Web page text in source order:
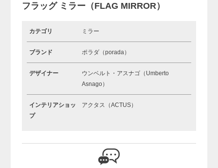
フラッグ ミラー（FLAG MIRROR）
カテゴリ ミラー
ブランド ポラダ（porada）
デザイナー
ウンベルト・アスナゴ（Umberto
Asnago）
インテリアショッ
プ
アクタス（ACTUS）